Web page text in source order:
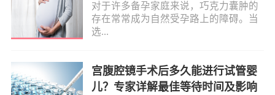
对于许多备孕家庭来说，巧克力囊肿的
存在常常成为自然受孕路上的障碍。当
选...
宫腹腔镜手术后多久能进行试管婴
儿？专家详解最佳等待时间及影响